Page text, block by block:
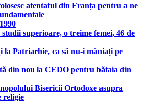
atentatul din Franța pentru a ne
superioare, o treime femei, 46 de
la Patriarhie, ca să nu-i mâniați pe
din nou la CEDO pentru bătaia din
Bisericii Ortodoxe asupra
religie